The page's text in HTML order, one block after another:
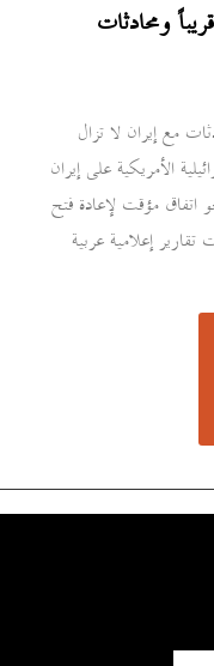
ومحادثات
مع إيران لا تزال
الأمريكية على إيران
اتفاق مؤقت لإعادة فتح
تقارير إعلامية عربية